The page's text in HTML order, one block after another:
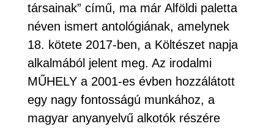
társainak” című, ma már Alföldi paletta
néven ismert antológiának, amelynek
18. kötete 2017-ben, a Költészet napja
alkalmából jelent meg. Az irodalmi
MŰHELY a 2001-es évben hozzálátott
egy nagy fontosságú munkához, a
magyar anyanyelvű alkotók részére